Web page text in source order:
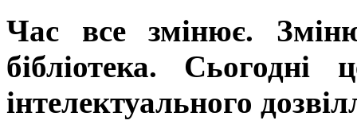
Час все змінює.
бібліотека. Сьогодні
інтелектуального